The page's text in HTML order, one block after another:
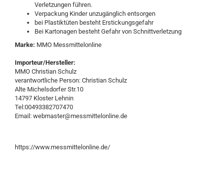
Verletzungen führen.
Verpackung Kinder unzugänglich entsorgen
bei Plastiktüten besteht Erstickungsgefahr
Bei Kartonagen besteht Gefahr von Schnittverletzung
Marke: MMO Messmittelonline
Importeur/Hersteller:
MMO Christian Schulz
verantwortliche Person: Christian Schulz
Alte Michelsdorfer Str.10
14797 Kloster Lehnin
Tel:00493382707470
Email: webmaster@messmittelonline.de
https://www.messmittelonline.de/